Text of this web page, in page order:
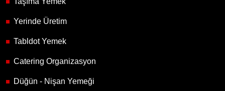
Yerinde Üretim
Tabldot Yemek
Catering Organizasyon
Düğün - Nişan Yemeği